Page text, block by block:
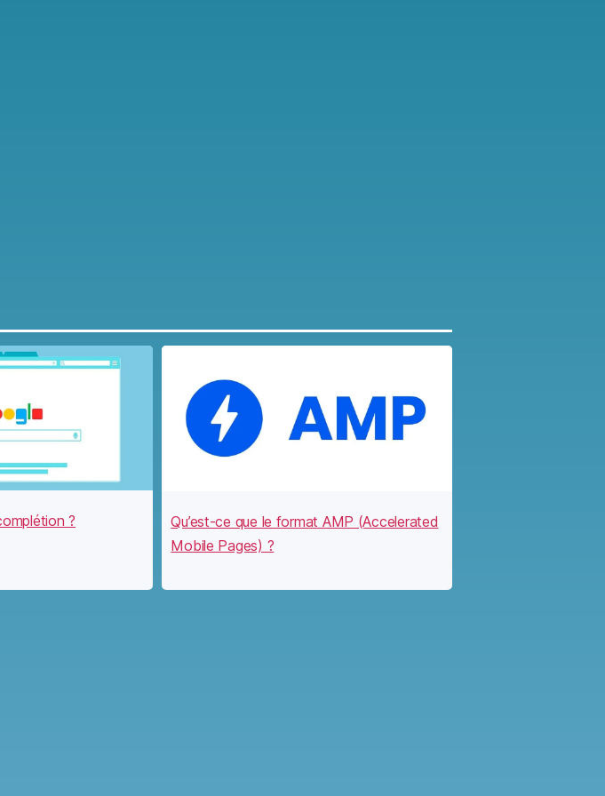
?
Qu’est-ce que le format AMP (Accelerated
Mobile Pages) ?